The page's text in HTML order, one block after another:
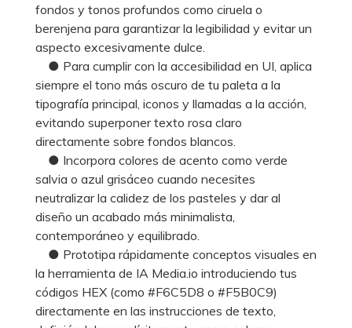
fondos y tonos profundos como ciruela o
berenjena para garantizar la legibilidad y evitar un
aspecto excesivamente dulce.
● Para cumplir con la accesibilidad en UI, aplica
siempre el tono más oscuro de tu paleta a la
tipografía principal, iconos y llamadas a la acción,
evitando superponer texto rosa claro
directamente sobre fondos blancos.
● Incorpora colores de acento como verde
salvia o azul grisáceo cuando necesites
neutralizar la calidez de los pasteles y dar al
diseño un acabado más minimalista,
contemporáneo y equilibrado.
● Prototipa rápidamente conceptos visuales en
la herramienta de IA Media.io introduciendo tus
códigos HEX (como #F6C5D8 o #F5B0C9)
directamente en las instrucciones de texto,